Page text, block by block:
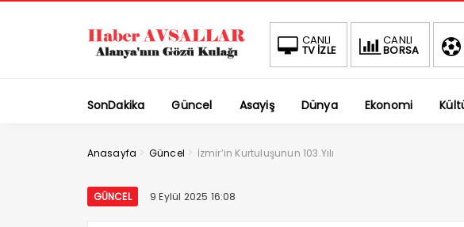
CANLI
TV İZLE
CANLI
BORSA
SonDakika Güncel Asayiş Dünya Ekonomi
Anasayfa > Güncel > İzmir’in Kurtuluşunun 103.Yılı
GÜNCEL 9 Eylül 2025 16:08